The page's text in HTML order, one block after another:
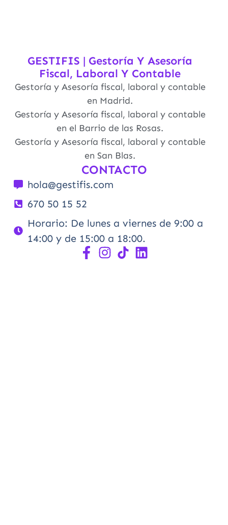
GESTIFIS | Gestoría Y Asesoría
Fiscal, Laboral Y Contable
Gestoría y Asesoría fiscal, laboral y contable
en Madrid.
Gestoría y Asesoría fiscal, laboral y contable
en el Barrio de las Rosas.
Gestoría y Asesoría fiscal, laboral y contable
en San Blas.
CONTACTO
hola@gestifis.com
670 50 15 52
Horario: De lunes a viernes de 9:00 a
14:00 y de 15:00 a 18:00.